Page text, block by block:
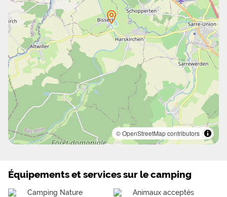
© OpenStreetMap contributors
Équipements et services sur le camping
Camping Nature Animaux acceptés